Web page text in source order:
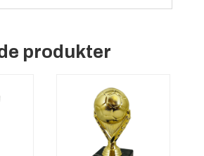
Grön/vit 4.25 kr
produkter